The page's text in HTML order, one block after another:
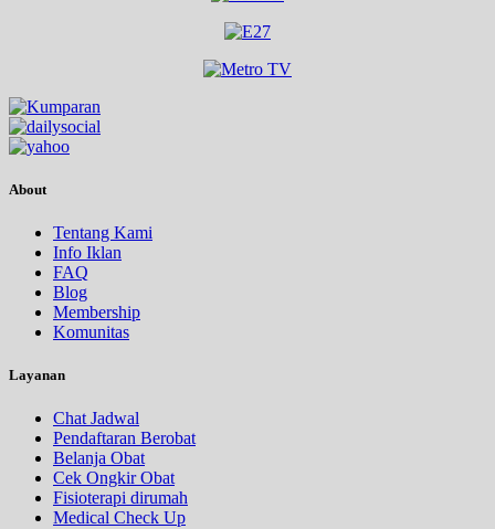
About
Tentang Kami
Info Iklan
FAQ
Blog
Membership
Komunitas
Layanan
Chat Jadwal
Pendaftaran Berobat
Belanja Obat
Cek Ongkir Obat
Fisioterapi dirumah
Medical Check Up